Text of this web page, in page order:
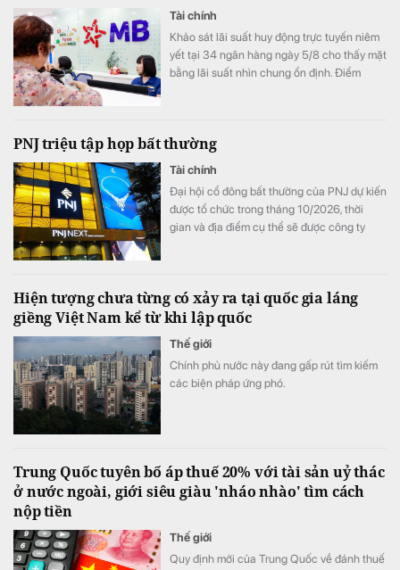
Tài chính
Khảo sát lãi suất huy động trực tuyến niêm
yết tại 34 ngân hàng ngày 5/8 cho thấy mặt
bằng lãi suất nhìn chung ổn định. Điểm
mức 7,3%/năm.
PNJ triệu tập họp bất thường
Tài chính
Đại hội cổ đông bất thường của PNJ dự kiến
được tổ chức trong tháng 10/2026, thời
gian và địa điểm cụ thể sẽ được công ty
Hiện tượng chưa từng có xảy ra tại quốc gia láng
giềng Việt Nam kể từ khi lập quốc
Thế giới
Chính phủ nước này đang gấp rút tìm kiếm
các biện pháp ứng phó.
Trung Quốc tuyên bố áp thuế 20% với tài sản uỷ thác
ở nước ngoài, giới siêu giàu 'nháo nhào' tìm cách
nộp tiền
Thế giới
Quy định mới của Trung Quốc về đánh thuế